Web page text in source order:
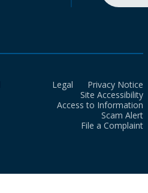
Legal
Privacy Notice
Site Accessibility
Access to Information
Scam Alert
File a Complaint